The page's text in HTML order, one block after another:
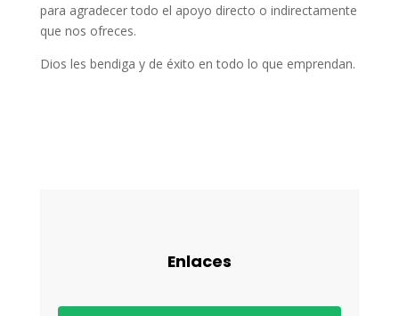
para agradecer todo el apoyo directo o indirectamente
que nos ofreces.
Dios les bendiga y de éxito en todo lo que emprendan.
Enlaces